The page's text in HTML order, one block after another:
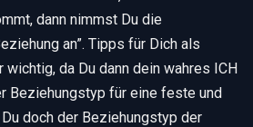
dann nimmst Du die
an”. Tipps für Dich als
da Du dann dein wahres ICH
Beziehungstyp für eine feste und
doch der Beziehungstyp der